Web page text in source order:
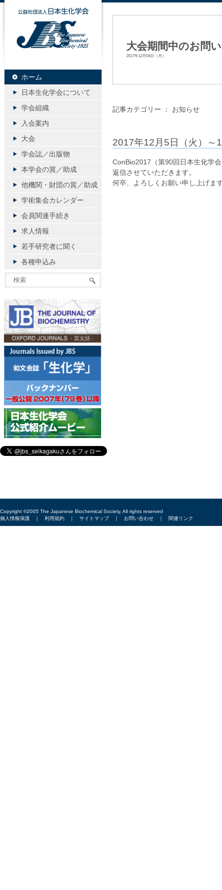
大会期間中のお問
2017年12月04日（月）
記事カテゴリー ： お知らせ
2017年12月5日（火）～
ConBio2017（第90回日本生化学
返信させていただきます。
何卒、よろしくお願い申し上げま
公益社団法人日本生化学会
ホーム
日本生化学会について
学会組織
入会案内
大会
学会誌／出版物
本学会の賞／助成
他機関・財団の賞／助成
学術集会カレンダー
会員関連手続き
求人情報
若手研究者に聞く
各種申込み
Copyright ©2005 The Japanese Biochemical Society, All rights reserved
個人情報保護 ｜ 利用規約 ｜ サイトマップ｜ お問い合わせ ｜ 関連リンク